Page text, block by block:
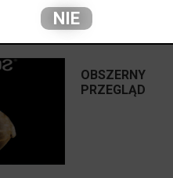
krzysiek
OBSZERNY
PRZEGLĄD
NIE